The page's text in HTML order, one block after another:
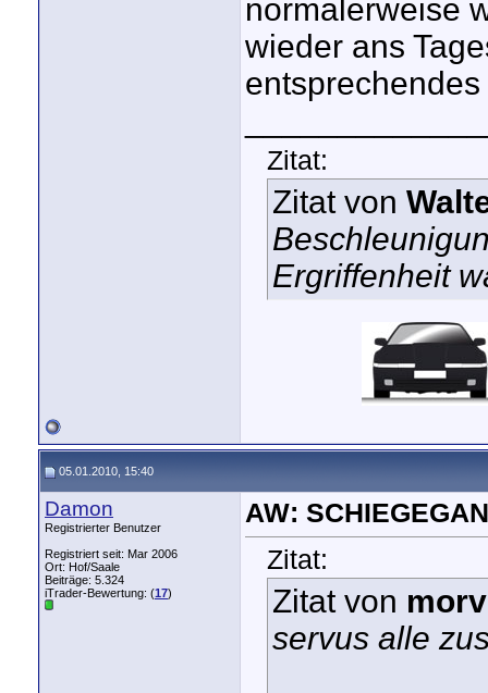
normalerweise
wieder ans
Zitat:
Zitat von
Ergriffenheit
05.01.2010, 15:40
Damon
Registrierter Benutzer
Registriert seit: Mar 2006
Ort: Hof/Saale
Beiträge: 5.324
iTrader-Bewertung: (17)
AW:
Zitat:
Zitat von
servus alle